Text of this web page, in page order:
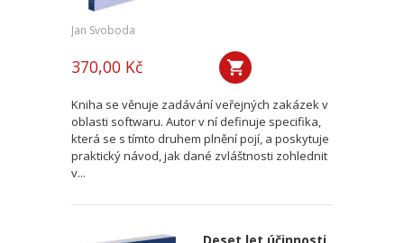
Jan Svoboda
370,00 Kč
Kniha se věnuje zadávání veřejných zakázek v
oblasti softwaru. Autor v ní definuje specifika,
která se s tímto druhem plnění pojí, a poskytuje
praktický návod, jak dané zvláštnosti zohlednit
v...